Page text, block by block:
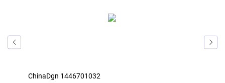
ChinaDgn 1446701032